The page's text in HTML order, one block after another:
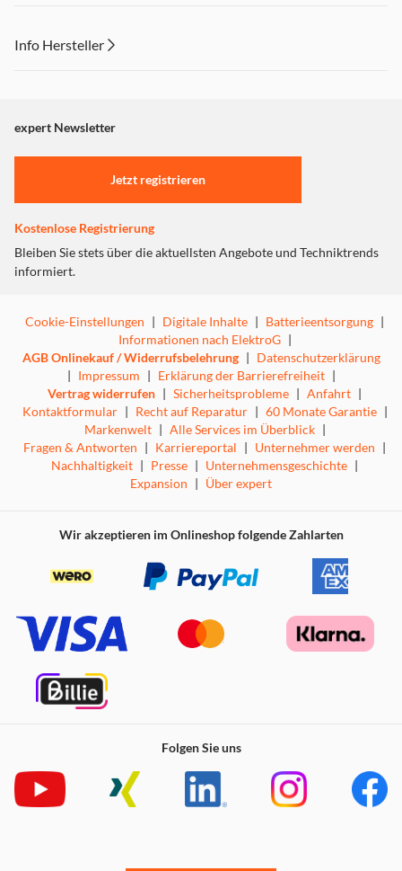
Die leistungsstärkste Konsole der Welt
Mit über 6 Teraflops Grafik-Prozessorleistung genießt
duSpiele in einer nie dagewesenen Pracht, viele davon
Info Hersteller
"Marketing".
Einstellungen anpassen
expert Newsletter
Jetzt registrieren
Kostenlose Registrierung
Bleiben Sie stets über die aktuellsten Angebote und Techniktrends
informiert.
Cookie-Einstellungen | Digitale Inhalte | Batterieentsorgung |
Informationen nach ElektroG |
AGB Onlinekauf / Widerrufsbelehrung | Datenschutzerklärung
| Impressum | Erklärung der Barrierefreiheit |
Vertrag widerrufen | Sicherheitsprobleme | Anfahrt |
Kontaktformular | Recht auf Reparatur | 60 Monate Garantie |
Markenwelt | Alle Services im Überblick |
Fragen & Antworten | Karriereportal | Unternehmer werden |
Nachhaltigkeit | Presse | Unternehmensgeschichte |
Expansion | Über expert
Wir akzeptieren im Onlineshop folgende Zahlarten
Folgen Sie uns